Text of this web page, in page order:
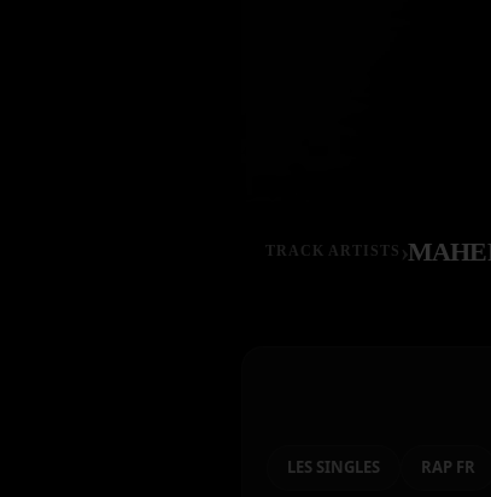
TRACK ARTISTS ›
LES SINGLES RAP FR